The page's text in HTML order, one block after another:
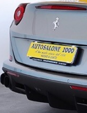
AUTOSALONE
CONTATTI